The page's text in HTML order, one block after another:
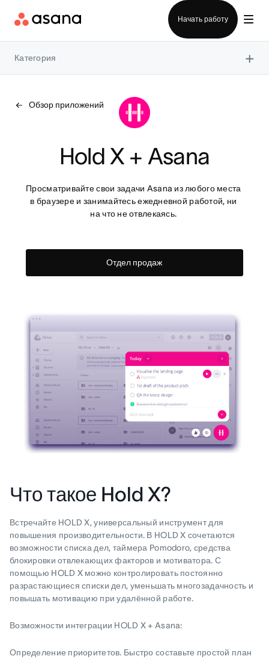
Начать работу
Категория ×
Обзор приложений
Hold X + Asana
Просматривайте свои задачи Asana из любого места
в браузере и занимайтесь ежедневной работой, ни
на что не отвлекаясь.
Отдел продаж
Что такое Hold X?
Встречайте HOLD X, универсальный инструмент для
повышения производительности. В HOLD X сочетаются
возможности списка дел, таймера Pomodoro, средства
блокировки отвлекающих факторов и мотиватора. С
помощью HOLD X можно контролировать постоянно
разрастающиеся списки дел, уменьшать многозадачность и
повышать мотивацию при удалённой работе.
Возможности интеграции HOLD X + Asana:
Определение приоритетов. Быстро составьте простой план